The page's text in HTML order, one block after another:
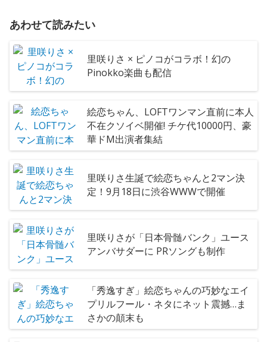
あわせて読みたい
里咲りさ × ピノコがコラボ！幻の
Pinokko楽曲も配信
絵恋ちゃん、LOFTワンマン直前に本人
不在クソイベ開催! チケ代10000円、豪
華ドM出演者集結
里咲りさ生誕で絵恋ちゃんと2マン決
定！9月18日に渋谷WWWで開催
里咲りさが「日本骨髄バンク」ユース
アンバサダーに PRソングも制作
「秀逸すぎ」絵恋ちゃんの巧妙なエイ
プリルフール・ネタにネット震撼…ま
さかの顛末も